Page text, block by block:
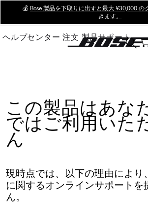
Main
💰 Bose 製品を下取りに出すと最大 ¥30,000 の
きます。
ヘルプセンター 注文 製品サポート
この製品はあな
ではご利用いた
ん
現時点では、以下の理由により
に関するオンラインサポートを
ん。